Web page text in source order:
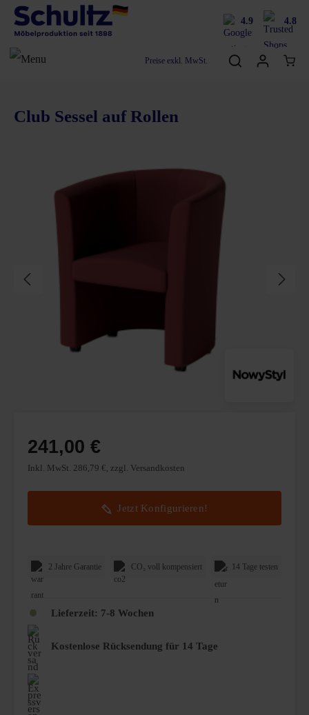
4.9 4.8
Preise exkl. MwSt.
Club Sessel auf Rollen
2 Jahre Garantie CO₂ voll kompensiert 14 Tage testen
Lieferzeit: 7-8 Wochen
Kostenlose Rücksendung für 14 Tage
241,00 €
Inkl. MwSt. 286,79 €, zzgl. Versandkosten
Jetzt Konfigurieren!